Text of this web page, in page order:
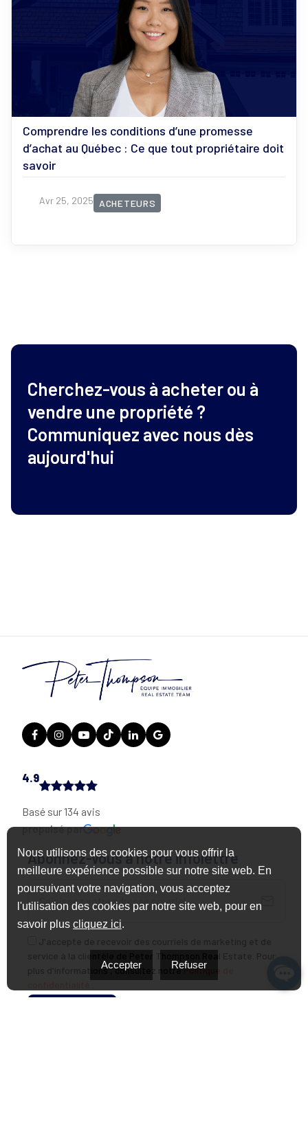
Comprendre les conditions d’une promesse
d’achat au Québec : Ce que tout propriétaire doit
savoir
Avr 25, 2025 ACHETEURS
Cherchez-vous à acheter ou à
vendre une propriété ?
Communiquez avec nous dès
aujourd'hui
4.9
Basé sur 134 avis
propulsé par
Abonnez-vous à notre infolettre
plus d'informations , consultez notrePolitique de
Nous utilisons des cookies pour vous offrir la
meilleure expérience possible sur notre site web. En
poursuivant votre navigation, vous acceptez
l'utilisation des cookies par notre site web, pour en
savoir plus cliquez ici.
Accepter Refuser